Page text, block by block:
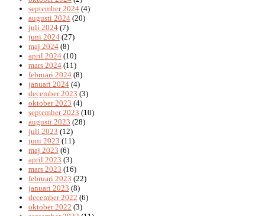
september 2024 (4)
augusti 2024 (20)
juli 2024 (7)
juni 2024 (27)
maj 2024 (8)
april 2024 (10)
mars 2024 (11)
februari 2024 (8)
januari 2024 (4)
december 2023 (3)
oktober 2023 (4)
september 2023 (10)
augusti 2023 (28)
juli 2023 (12)
juni 2023 (11)
maj 2023 (6)
april 2023 (3)
mars 2023 (16)
februari 2023 (22)
januari 2023 (8)
december 2022 (6)
oktober 2022 (3)